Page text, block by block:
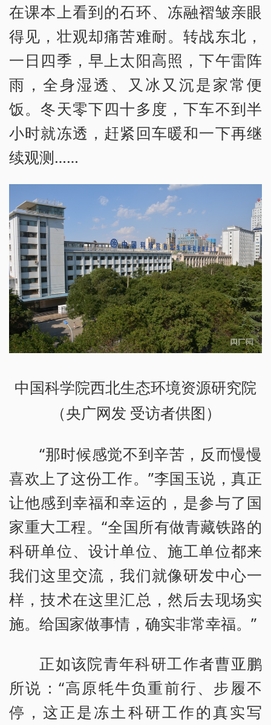
在课本上看到的石环、冻融褶皱亲眼
得见，壮观却痛苦难耐。转战东北，
一日四季，早上太阳高照，下午雷阵
雨，全身湿透、又冰又沉是家常便
饭。冬天零下四十多度，下车不到半
小时就冻透，赶紧回车暖和一下再继
续观测……
中国科学院西北生态环境资源研究院
（央广网发 受访者供图）
“那时候感觉不到辛苦，反而慢慢
喜欢上了这份工作。”李国玉说，真正
让他感到幸福和幸运的，是参与了国
家重大工程。“全国所有做青藏铁路的
科研单位、设计单位、施工单位都来
我们这里交流，我们就像研发中心一
样，技术在这里汇总，然后去现场实
施。给国家做事情，确实非常幸福。”
正如该院青年科研工作者曹亚鹏
所说：“高原牦牛负重前行、步履不
停，这正是冻土科研工作的真实写